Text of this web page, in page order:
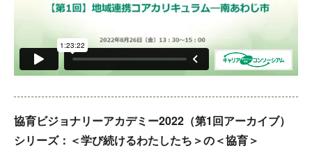
協育ビジョナリーアカデミー2022（第1回アーカイブ）
シリーズ：＜学び続けるわたしたち＞の＜協育＞